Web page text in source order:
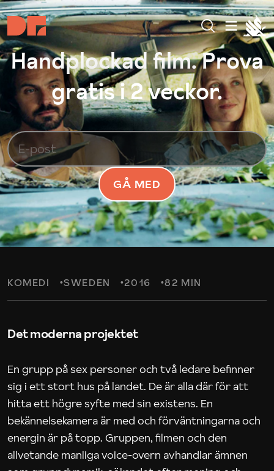
Handplockad film. Prova
gratis i 2 veckor.
GÅ MED
KOMEDI SWEDEN 2016 82 MIN
Det moderna projektet
En grupp på sex personer och två ledare befinner
sig i ett stort hus på landet. De är alla där för att
hitta ett högre syfte med sin existens. En
bekännelsekamera är med och förväntningarna och
energin är på topp. Gruppen, filmen och den
allvetande manliga voice-overn avhandlar ämnen